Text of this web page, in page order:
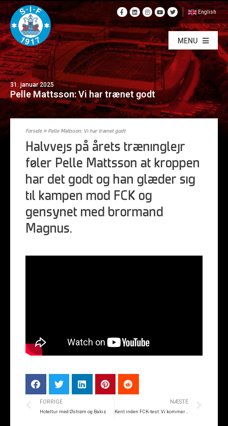
English
MENU
31. januar 2025
Pelle Mattsson: Vi har trænet godt
Forside»Pelle Mattsson: Vi har trænet godt
Halvvejs på årets træninglejr
føler Pelle Mattsson at kroppen
har det godt og han glæder sig
til kampen mod FCK og
gensynet med brormand
Magnus.
FORRIGE
Hoteltur med Østrøm og Bakiz
NÆSTE
Kent inden FCK-test: Vi kommer under pres